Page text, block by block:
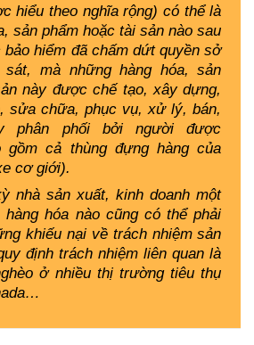
hiểu theo nghĩa rộng) có thể là
sản phẩm hoặc tài sản nào sau
hiểm đã chấm dứt quyền sở
mà những hàng hóa, sản
này được chế tạo, xây dựng,
sửa chữa, phục vụ, xử lý, bán,
phân phối bởi người được
gồm cả thùng đựng hàng của
cơ giới).
nhà sản xuất, kinh doanh một
hóa nào cũng có thể phải
khiếu nại về trách nhiệm sản
định trách nhiệm liên quan là
ở nhiều thị trường tiêu thụ